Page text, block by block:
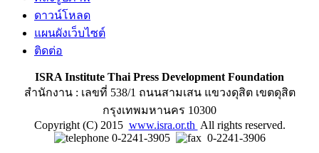
ดาวน์โหลด
แผนผังเว็บไซต์
ติดต่อ
ISRA Institute Thai Press Development Foundation
สำนักงาน : เลขที่ 538/1 ถนนสามเสน แขวงดุสิต เขตดุสิต
กรุงเทพมหานคร 10300
Copyright (C) 2015 www.isra.or.th All rights reserved.
0-2241-3905
0-2241-3906